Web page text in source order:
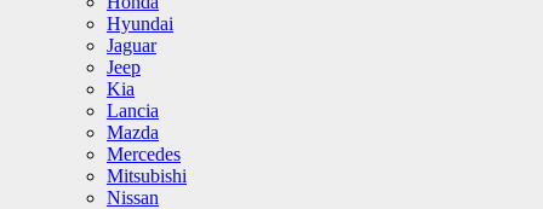
Hyundai
Jaguar
Jeep
Kia
Lancia
Mazda
Mercedes
Mitsubishi
Nissan